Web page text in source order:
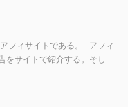
フィサイトである。 アフィ
をサイトで紹介する。そし